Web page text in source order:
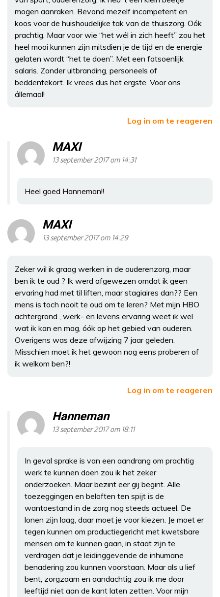
mogen aanraken. Bevond mezelf incompetent en
koos voor de huishoudelijke tak van de thuiszorg. Oók
prachtig. Maar voor wie “het wél in zich heeft” zou het
heel mooi kunnen zijn mitsdien je de tijd en de energie
gelaten wordt “het te doen”. Met een fatsoenlijk
salaris. Zonder uitbranding, personeels of
beddentekort. Ik vrees dus het ergste. Voor ons
állemaal!
Log in om te reageren
MAXI
13 september 2017 om 14:31
Heel goed Hanneman!!
MAXI
13 september 2017 om 14:29
Zeker wil ik graag werken in de ouderenzorg, maar
ben ik te oud ? Ik werd afgewezen omdat ik geen
ervaring had met til liften, maar stagiaires dan?? Een
mens is toch nooit te oud om te leren? Met mijn HBO
achtergrond , werk- en levens ervaring weet ik wel
wat ik kan en mag, óók op het gebied van ouderen.
Overigens was deze afwijzing 7 jaar geleden.
Misschien moet ik het gewoon nog eens proberen of
ik welkom ben?!
Log in om te reageren
Hanneman
13 september 2017 om 18:11
In geval sprake is van een aandrang om prachtig
werk te kunnen doen zou ik het zeker
onderzoeken. Maar bezint eer gij begint. Alle
toezeggingen en beloften ten spijt is de
wantoestand in de zorg nog steeds actueel. De
lonen zijn laag, daar moet je voor kiezen. Je moet er
tegen kunnen om productiegericht met kwetsbare
mensen om te kunnen gaan, in staat zijn te
verdragen dat je leidinggevende de inhumane
benadering zou kunnen voorstaan. Maar als u lief
bent, zorgzaam en aandachtig zou ik me door
leeftijd niet aan de kant laten zetten. Voor mijn